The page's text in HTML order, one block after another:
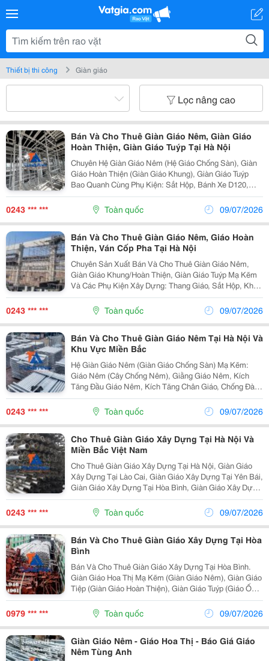
Thiết bị thi công Giàn giáo
Lọc nâng cao
Bán Và Cho Thuê Giàn Giáo Nêm, Giàn Giáo
Hoàn Thiện, Giàn Giáo Tuýp Tại Hà Nội
Chuyên Hệ Giàn Giáo Nêm (Hệ Giáo Chống Sàn), Giàn
Giáo Hoàn Thiện (Giàn Giáo Khung), Giàn Giáo Tuýp
Bao Quanh Cùng Phụ Kiện: Sắt Hộp, Bánh Xe D120,
Bánh Xe D150, Khóa Giáo, Thang Giáo Mạ Kẽm,... Công
Ty Cổ Phần Đầu Tư Và Xây Dựng Tùng Anh 30...
0243 *** *** Toàn quốc 09/07/2026
Bán Và Cho Thuê Giàn Giáo Nêm, Giáo Hoàn
Thiện, Ván Cốp Pha Tại Hà Nội
Chuyên Sản Xuất Bán Và Cho Thuê Giàn Giáo Nêm,
Giàn Giáo Khung/Hoàn Thiện, Giàn Giáo Tuýp Mạ Kẽm
Và Các Phụ Kiện Xây Dựng: Thang Giáo, Sắt Hộp, Khóa
Giáo,... Công Ty Cổ Phần Đầu Tư Và Xây Dựng Tùng
Anh 30 Năm Và Hơn Thế Nữa Công Ty Cổ Phần Và...
0243 *** *** Toàn quốc 09/07/2026
Bán Và Cho Thuê Giàn Giáo Nêm Tại Hà Nội Và
Khu Vực Miền Bắc
Hệ Giàn Giáo Nêm (Giàn Giáo Chống Sàn) Mạ Kẽm:
Giáo Nêm (Cây Chống Nêm), Giằng Giáo Nêm, Kích
Tăng Đầu Giáo Nêm, Kích Tăng Chân Giáo, Chống Đà,
Chống Consol. Công Ty Cổ Phần Đầu Tư Và Xây Dựng
Tùng Anh Đc : Số 9 - Ngách 470/61,Tổ 42 - Thanh...
0243 *** *** Toàn quốc 09/07/2026
Cho Thuê Giàn Giáo Xây Dựng Tại Hà Nội Và
Miền Bắc Việt Nam
Cho Thuê Giàn Giáo Xây Dựng Tại Hà Nội, Giàn Giáo
Xây Dựng Tại Lào Cai, Giàn Giáo Xây Dựng Tại Yên Bái,
Giàn Giáo Xây Dựng Tại Hòa Bình, Giàn Giáo Xây Dựng
Tại Lai Châu, Giàn Giáo Xây Dựng Tại Sơn La, Giàn
Giáo Xây Dựng Tại Hà Giang, Giàn Giáo Xây Dự
0243 *** *** Toàn quốc 09/07/2026
Bán Và Cho Thuê Giàn Giáo Xây Dựng Tại Hòa
Bình
Bán Và Cho Thuê Giàn Giáo Xây Dựng Tại Hòa Bình.
Giàn Giáo Hoa Thị Mạ Kẽm (Giàn Giáo Nêm), Giàn Giáo
Tiệp (Giàn Giáo Hoàn Thiện), Giàn Giáo Tuýp (Giáo Ống)
Mạ Kẽm, Thép Hình I, Sắt Hộp Mạ Kẽm. Công Ty Cổ
Phần Đầu Tư Và Xây Dựng Tùng Anh Công Ty
0979 *** *** Toàn quốc 09/07/2026
Giàn Giáo Nêm - Giáo Hoa Thị - Báo Giá Giáo
Nêm Tùng Anh